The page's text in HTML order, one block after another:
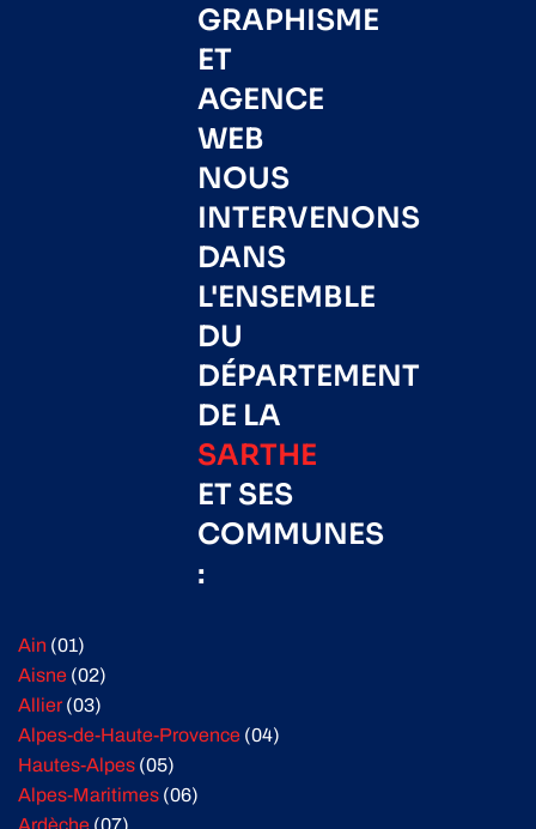
GRAPHISME
ET
AGENCE
WEB
NOUS
INTERVENONS
DANS
L'ENSEMBLE
DU
DÉPARTEMENT
DE LA
SARTHE
ET SES
COMMUNES
:
Ain (01)
Aisne (02)
Allier(03)
Alpes-de-Haute-Provence (04)
Hautes-Alpes (05)
Alpes-Maritimes (06)
Ardèche (07)